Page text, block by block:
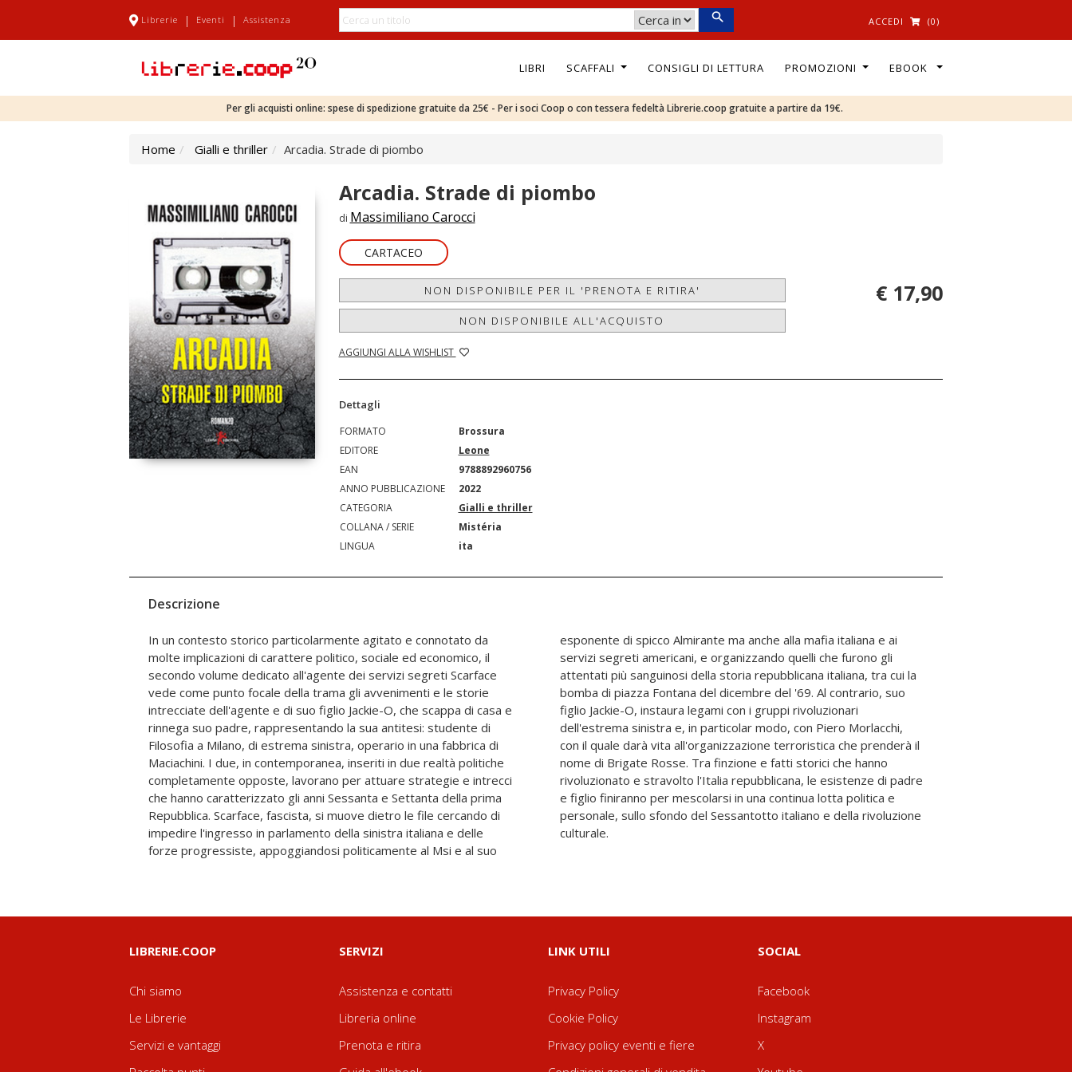
Librerie | Eventi | Assistenza ACCEDI (0)
LIBRI SCAFFALI CONSIGLI DI LETTURA PROMOZIONI EBOOK
Per gli acquisti online: spese di spedizione gratuite da 25€ - Per i soci Coop o con tessera fedeltà Librerie.coop gratuite a partire da 19€.
Home Gialli e thriller Arcadia. Strade di piombo
Arcadia. Strade di piombo
di Massimiliano Carocci
CARTACEO
NON DISPONIBILE PER IL 'PRENOTA E RITIRA'
NON DISPONIBILE ALL'ACQUISTO
AGGIUNGI ALLA WISHLIST
€ 17,90
Dettagli
FORMATO
Brossura
EDITORE
Leone
EAN
9788892960756
ANNO PUBBLICAZIONE
2022
CATEGORIA
Gialli e thriller
COLLANA / SERIE
Mistéria
LINGUA
ita
Descrizione
In un contesto storico particolarmente agitato e connotato da
molte implicazioni di carattere politico, sociale ed economico, il
secondo volume dedicato all'agente dei servizi segreti Scarface
vede come punto focale della trama gli avvenimenti e le storie
intrecciate dell'agente e di suo figlio Jackie-O, che scappa di casa e
rinnega suo padre, rappresentando la sua antitesi: studente di
Filosofia a Milano, di estrema sinistra, operario in una fabbrica di
Maciachini. I due, in contemporanea, inseriti in due realtà politiche
completamente opposte, lavorano per attuare strategie e intrecci
che hanno caratterizzato gli anni Sessanta e Settanta della prima
Repubblica. Scarface, fascista, si muove dietro le file cercando di
impedire l'ingresso in parlamento della sinistra italiana e delle
forze progressiste, appoggiandosi politicamente al Msi e al suo
esponente di spicco Almirante ma anche alla mafia italiana e ai
servizi segreti americani, e organizzando quelli che furono gli
attentati più sanguinosi della storia repubblicana italiana, tra cui la
bomba di piazza Fontana del dicembre del '69. Al contrario, suo
figlio Jackie-O, instaura legami con i gruppi rivoluzionari
dell'estrema sinistra e, in particolar modo, con Piero Morlacchi,
con il quale darà vita all'organizzazione terroristica che prenderà il
nome di Brigate Rosse. Tra finzione e fatti storici che hanno
rivoluzionato e stravolto l'Italia repubblicana, le esistenze di padre
e figlio finiranno per mescolarsi in una continua lotta politica e
personale, sullo sfondo del Sessantotto italiano e della rivoluzione
culturale.
LIBRERIE.COOP
Chi siamo
Le Librerie
Servizi e vantaggi
SERVIZI
Assistenza e contatti
Libreria online
Prenota e ritira
LINK UTILI
Privacy Policy
Cookie Policy
Privacy policy eventi e fiere
SOCIAL
Facebook
Instagram
X